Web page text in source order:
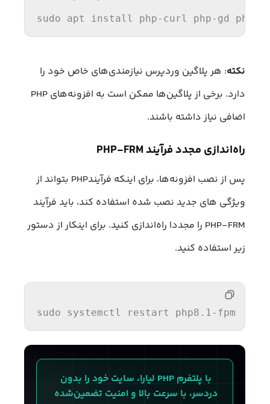
sudo apt install php-curl php-gd php-
نکته: هر پلاگین وردپرس نیازمندی‌های خاص خود را
دارد. برخی از پلاگین‌ها ممکن است به افزونه‌های PHP
اضافی نیاز داشته باشند.
راه‌اندازی مجدد فرآیند PHP-FRM
پس از نصب افزونه‌ها، برای اینکه فرآیندPHP بتواند از
ویژگی های جدید نصب شده استفاده کند، باید فرآیند
PHP-FRM را مجددا راه‌اندازی کنید. برای اینکار از دستور
زیر استفاده کنید.
sudo systemctl restart php8.1-fpm
با پلتفرم PHP لیارا، سایت خود را بدون
دردسر، با سرعت بالا و امنیت تضمین‌شده